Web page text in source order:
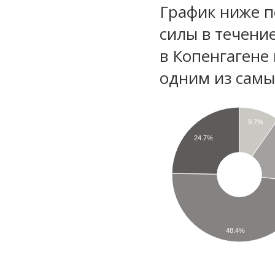
График ниже
силы в
в
одним из
9.7%
24.7%
48.4%